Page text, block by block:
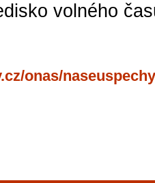
volného
onas/